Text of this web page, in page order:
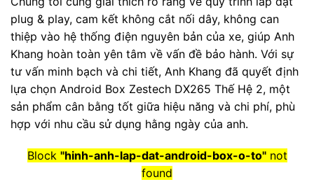
plug & play, cam kết không cắt nối dây, không can
thiệp vào hệ thống điện nguyên bản của xe, giúp Anh
Khang hoàn toàn yên tâm về vấn đề bảo hành. Với sự
tư vấn minh bạch và chi tiết, Anh Khang đã quyết định
lựa chọn Android Box Zestech DX265 Thế Hệ 2, một
sản phẩm cân bằng tốt giữa hiệu năng và chi phí, phù
hợp với nhu cầu sử dụng hằng ngày của anh.
Block "hinh-anh-lap-dat-android-box-o-to"not
found